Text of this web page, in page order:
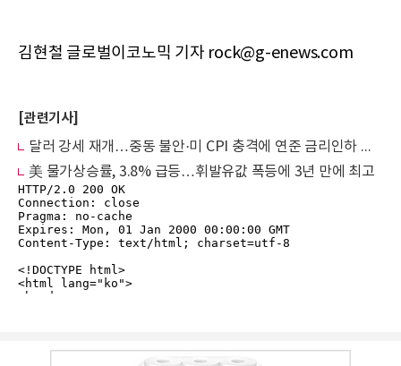
김현철 글로벌이코노믹 기자 rock@g-enews.com
[관련기사]
달러 강세 재개…중동 불안·미 CPI 충격에 연준 금리인하 기대 후퇴
美 물가상승률, 3.8% 급등…휘발유값 폭등에 3년 만에 최고